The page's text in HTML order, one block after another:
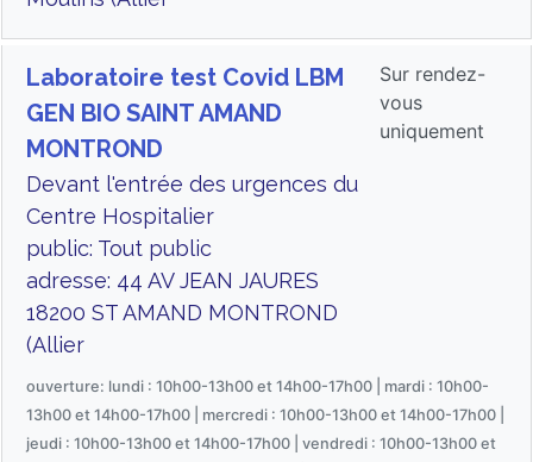
Laboratoire test Covid LBM
GEN BIO SAINT AMAND
MONTROND
Devant l'entrée des urgences du
Centre Hospitalier
public: Tout public
adresse: 44 AV JEAN JAURES
18200 ST AMAND MONTROND
(Allier
Sur rendez-
vous
uniquement
ouverture: lundi : 10h00-13h00 et 14h00-17h00 | mardi : 10h00-
13h00 et 14h00-17h00 | mercredi : 10h00-13h00 et 14h00-17h00 |
jeudi : 10h00-13h00 et 14h00-17h00 | vendredi : 10h00-13h00 et